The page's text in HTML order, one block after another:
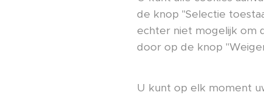
de knop "Selectie
echter niet mogelijk om
door op de knop
U kunt op elk moment